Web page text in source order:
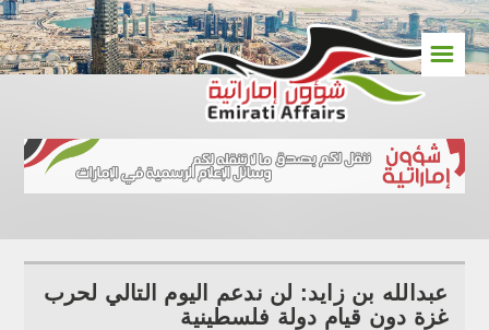
☰
عبدالله بن زايد: لن ندعم اليوم التالي لحرب
غزة دون قيام دولة فلسطينية